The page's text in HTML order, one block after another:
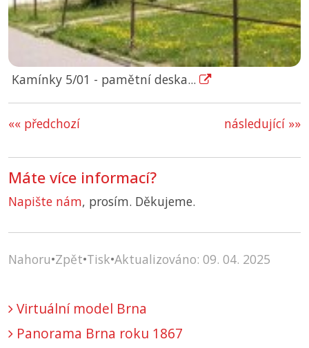
Kamínky 5/01 - pamětní deska...
«« předchozí následující »»
Máte více informací?
Napište nám, prosím. Děkujeme.
Nahoru•Zpět•Tisk•Aktualizováno: 09. 04. 2025
Virtuální model Brna
Panorama Brna roku 1867